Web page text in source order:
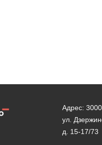
Адрес:
ул.
д. 15-17/73